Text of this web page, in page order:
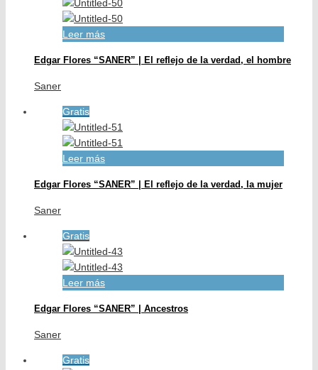
Leer más
Edgar Flores “SANER” | El reflejo de la verdad, el hombre
Saner
Gratis
Leer más
Edgar Flores “SANER” | El reflejo de la verdad, la mujer
Saner
Gratis
Leer más
Edgar Flores “SANER” | Ancestros
Saner
Gratis